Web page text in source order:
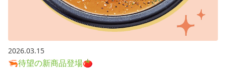
2026.03.15
🦐待望の新商品登場🍅